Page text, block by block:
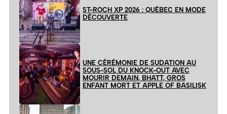
ST-ROCH XP 2026 : QUÉBEC EN MODE
DÉCOUVERTE
UNE CÉRÉMONIE DE SUDATION AU
SOUS-SOL DU KNOCK-OUT AVEC
MOURIR DEMAIN, BHATT, GROS
ENFANT MORT ET APPLE OF BASILISK